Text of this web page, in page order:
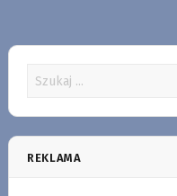
REKLAMA